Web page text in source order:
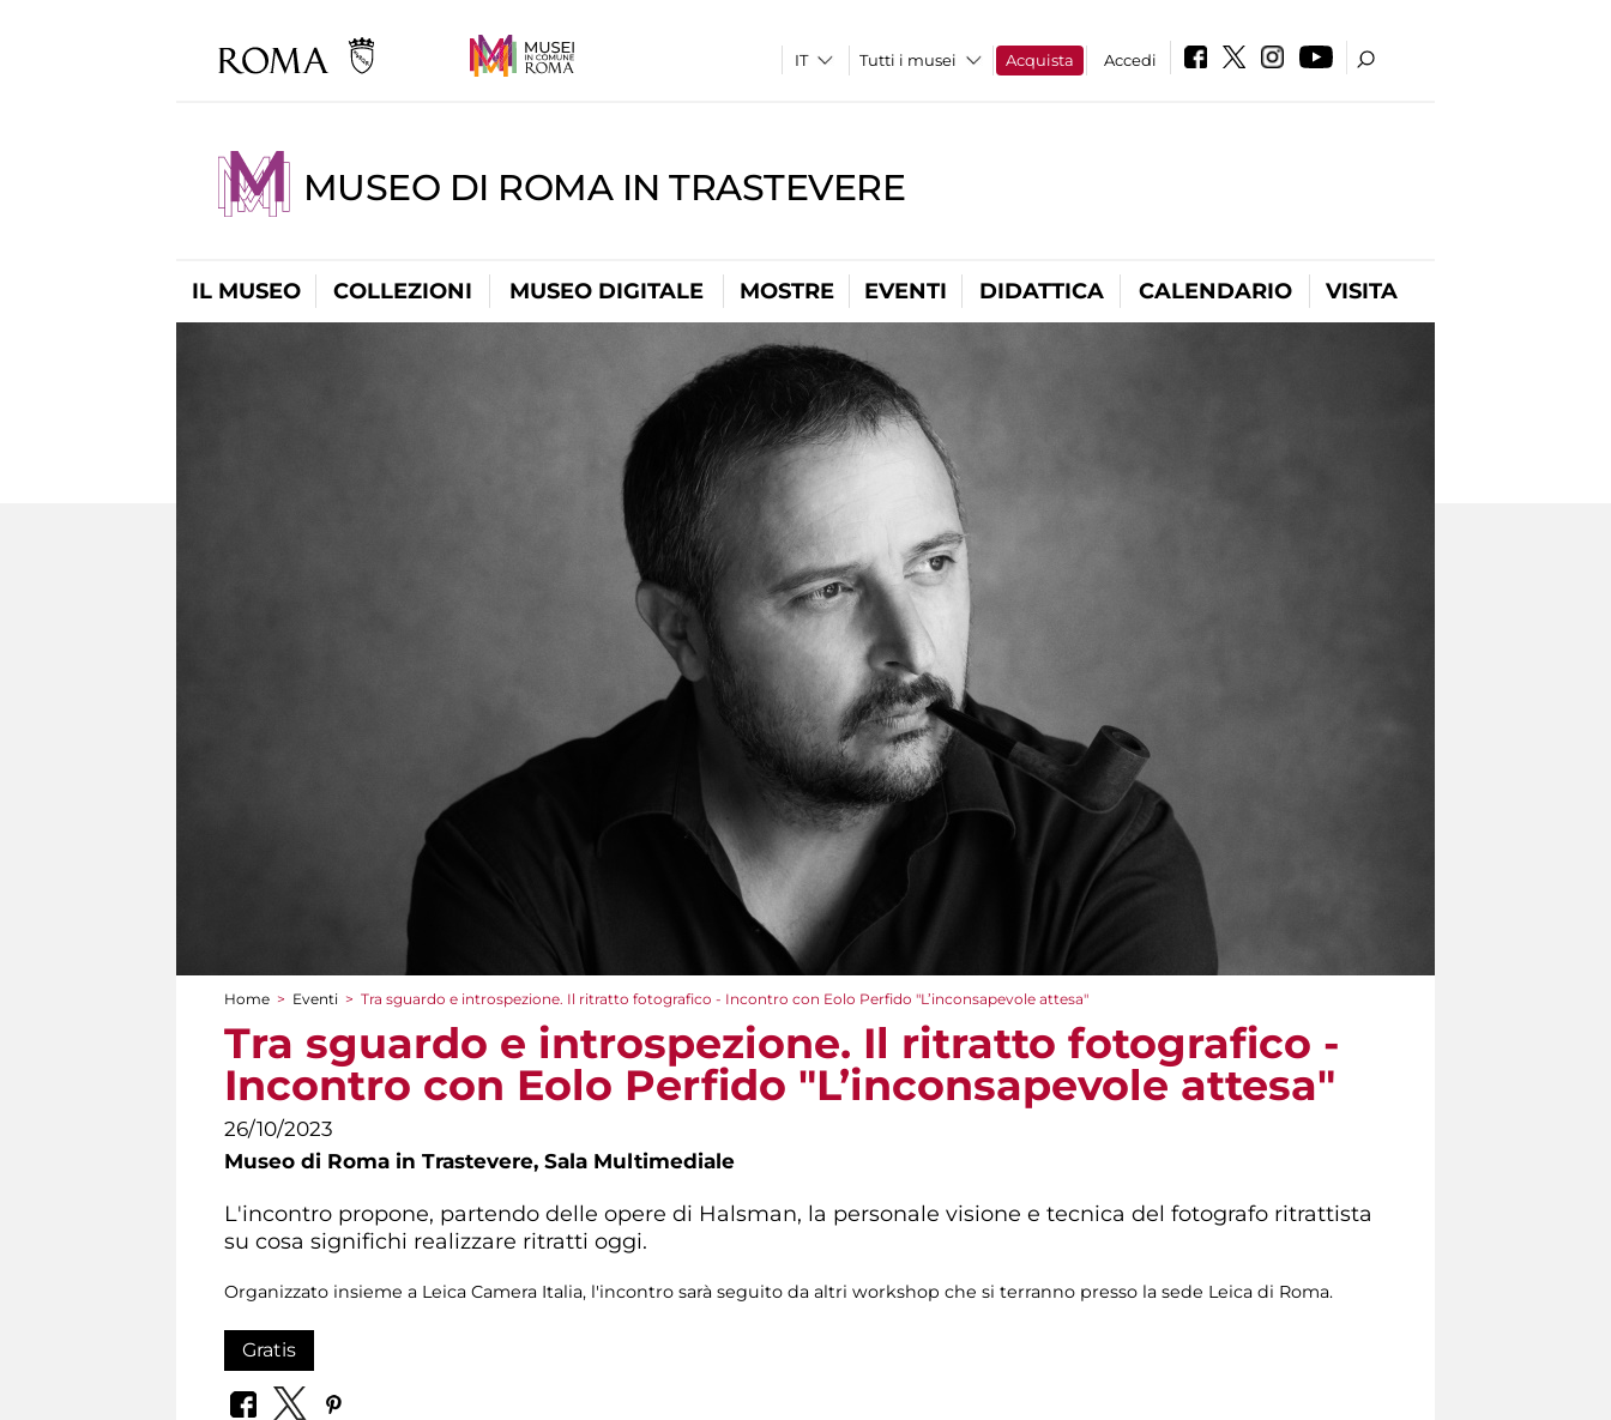
Tutti i musei Acquista Accedi
MUSEO DI ROMA IN TRASTEVERE
IL MUSEO COLLEZIONI MUSEO DIGITALE MOSTRE EVENTI DIDATTICA CALENDARIO VISITA
Tu sei qui
Home > Eventi > Tra sguardo e introspezione. Il ritratto fotografico - Incontro con Eolo Perfido "L’inconsapevole attesa"
Tra sguardo e introspezione. Il ritratto fotografico -
Incontro con Eolo Perfido "L’inconsapevole attesa"
26/10/2023
Museo di Roma in Trastevere, Sala Multimediale
L'incontro propone, partendo delle opere di Halsman, la personale visione e tecnica del fotografo ritrattista
su cosa significhi realizzare ritratti oggi.
Organizzato insieme a Leica Camera Italia, l'incontro sarà seguito da altri workshop che si terranno presso la sede Leica di Roma.
Gratis